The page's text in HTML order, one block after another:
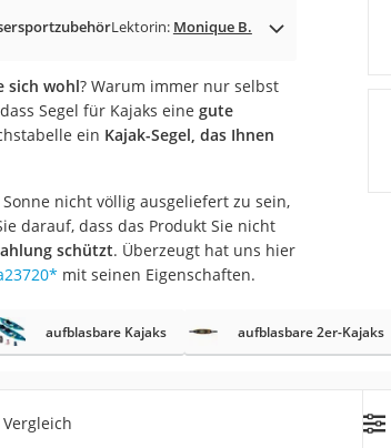
cm
Herren
Rollen
Lektorin: Monique B.
sich wohl? Warum immer nur selbst
Segel für Kajaks eine gute
ein Kajak-Segel, das Ihnen
Sonne nicht völlig ausgeliefert zu sein,
darauf, dass das Produkt Sie nicht
schützt. Überzeugt hat uns hier
* mit seinen Eigenschaften.
aufblasbare Kajaks aufblasbare 2er-Kajaks